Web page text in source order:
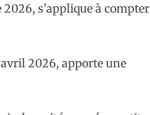
s’applique à compter
avril 2026, apporte une